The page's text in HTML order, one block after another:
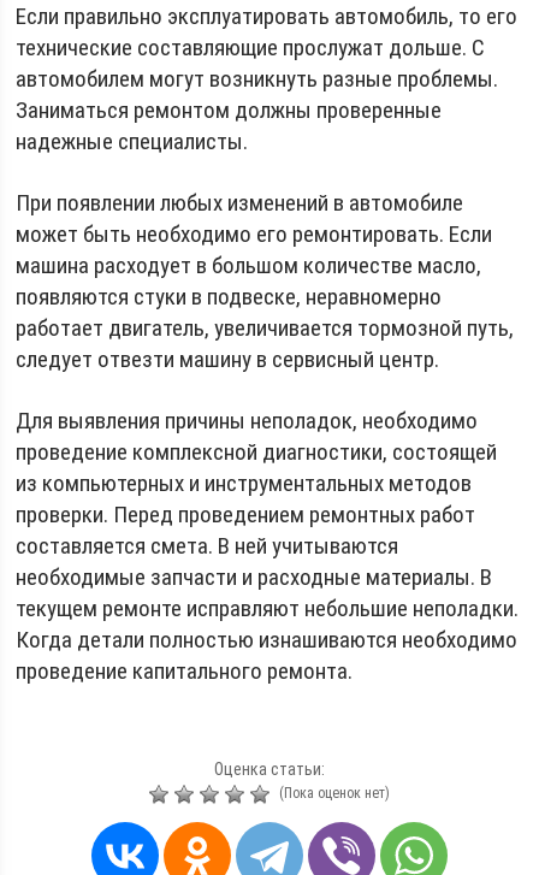
Если правильно эксплуатировать автомобиль, то его
технические составляющие прослужат дольше. С
автомобилем могут возникнуть разные проблемы.
Заниматься ремонтом должны проверенные
надежные специалисты.
При появлении любых изменений в автомобиле
может быть необходимо его ремонтировать. Если
машина расходует в большом количестве масло,
появляются стуки в подвеске, неравномерно
работает двигатель, увеличивается тормозной путь,
следует отвезти машину в сервисный центр.
Для выявления причины неполадок, необходимо
проведение комплексной диагностики, состоящей
из компьютерных и инструментальных методов
проверки. Перед проведением ремонтных работ
составляется смета. В ней учитываются
необходимые запчасти и расходные материалы. В
текущем ремонте исправляют небольшие неполадки.
Когда детали полностью изнашиваются необходимо
проведение капитального ремонта.
Оценка статьи:
(Пока оценок нет)